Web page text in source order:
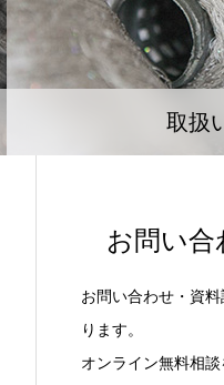
取扱
お問い合
お問い合わせ・資
ります。
オンライン無料相